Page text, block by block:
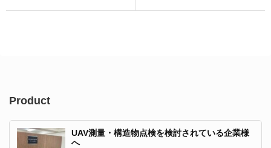
Product
UAV測量・構造物点検を検討されている企業様
へ